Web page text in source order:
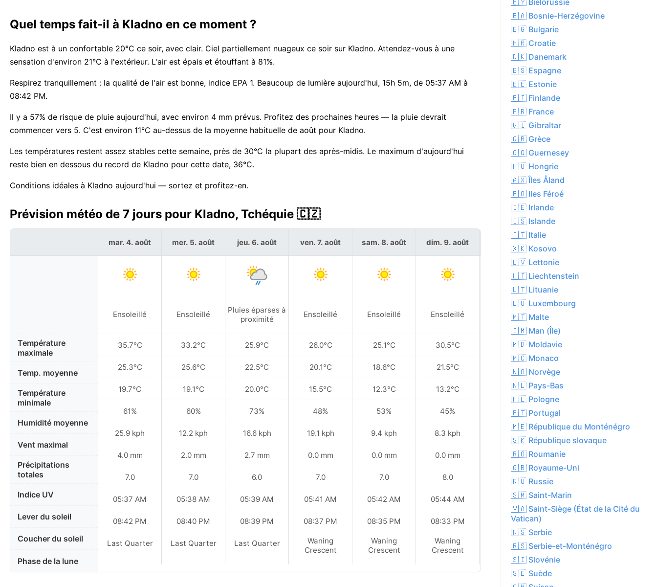
Quel temps fait-il à Kladno en ce moment ?
Kladno est à un confortable 20°C ce soir, avec clair. Ciel partiellement nuageux ce soir sur Kladno. Attendez-vous à une
sensation d'environ 21°C à l'extérieur. L'air est épais et étouffant à 81%.
Respirez tranquillement : la qualité de l'air est bonne, indice EPA 1. Beaucoup de lumière aujourd'hui, 15h 5m, de 05:37 AM à
08:42 PM.
Il y a 57% de risque de pluie aujourd'hui, avec environ 4 mm prévus. Profitez des prochaines heures — la pluie devrait
commencer vers 5. C'est environ 11°C au-dessus de la moyenne habituelle de août pour Kladno.
Les températures restent assez stables cette semaine, près de 30°C la plupart des après-midis. Le maximum d'aujourd'hui
reste bien en dessous du record de Kladno pour cette date, 36°C.
Conditions idéales à Kladno aujourd'hui — sortez et profitez-en.
Prévision météo de 7 jours pour Kladno, Tchéquie 🇨🇿
Température
maximale
Temp. moyenne
Température
minimale
Humidité moyenne
Vent maximal
Précipitations
totales
Indice UV
Lever du soleil
Coucher du soleil
Phase de la lune
mar. 4. août
Ensoleillé
35.7°C
25.3°C
19.7°C
61%
25.9 kph
4.0 mm
7.0
05:37 AM
08:42 PM
Last Quarter
mer. 5. août
Ensoleillé
33.2°C
25.6°C
19.1°C
60%
12.2 kph
2.0 mm
7.0
05:38 AM
08:40 PM
Last Quarter
jeu. 6. août
Pluies éparses à
proximité
25.9°C
22.5°C
20.0°C
73%
16.6 kph
2.7 mm
6.0
05:39 AM
08:39 PM
Last Quarter
ven. 7. août
Ensoleillé
26.0°C
20.1°C
15.5°C
48%
19.1 kph
0.0 mm
7.0
05:41 AM
08:37 PM
Waning
Crescent
sam. 8. août
Ensoleillé
25.1°C
18.6°C
12.3°C
53%
9.4 kph
0.0 mm
7.0
05:42 AM
08:35 PM
Waning
Crescent
dim. 9. août
Ensoleillé
30.5°C
21.5°C
13.2°C
45%
8.3 kph
0.0 mm
8.0
05:44 AM
08:33 PM
Waning
Crescent
Ensoleillé
35.0°C
24.9°C
18.1°C
45%
20.2 kph
0.1 mm
8.0
05:45 AM
08:32 PM
New Moon
🇧🇾 Biélorussie
🇧🇦 Bosnie-Herzégovine
🇧🇬 Bulgarie
🇭🇷 Croatie
🇩🇰 Danemark
🇪🇸 Espagne
🇪🇪 Estonie
🇫🇮 Finlande
🇫🇷 France
🇬🇮 Gibraltar
🇬🇷 Grèce
🇬🇬 Guernesey
🇭🇺 Hongrie
🇦🇽 Îles Åland
🇫🇴 Iles Féroé
🇮🇪 Irlande
🇮🇸 Islande
🇮🇹 Italie
🇽🇰 Kosovo
🇱🇻 Lettonie
🇱🇮 Liechtenstein
🇱🇹 Lituanie
🇱🇺 Luxembourg
🇲🇹 Malte
🇮🇲 Man (Île)
🇲🇩 Moldavie
🇲🇨 Monaco
🇳🇴 Norvège
🇳🇱 Pays-Bas
🇵🇱 Pologne
🇵🇹 Portugal
🇲🇪 République du Monténégro
🇸🇰 République slovaque
🇷🇴 Roumanie
🇬🇧 Royaume-Uni
🇷🇺 Russie
🇸🇲 Saint-Marin
🇻🇦 Saint-Siège (État de la Cité du
Vatican)
🇷🇸 Serbie
🇷🇸 Serbie-et-Monténégro
🇸🇮 Slovénie
🇸🇪 Suède